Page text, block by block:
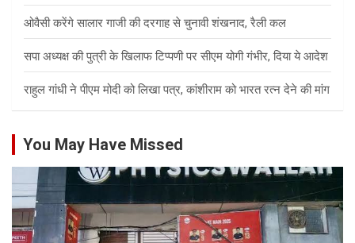
ओवैसी करेंगे सालार गाजी की दरगाह से चुनावी शंखनाद, रैली कल
सपा अध्यक्ष की पुत्री के खिलाफ टिप्पणी पर सीएम योगी गंभीर, दिया ये आदेश
राहुल गांधी ने पीएम मोदी को लिखा पत्र, कांशीराम को भारत रत्न देने की मांग
You May Have Missed